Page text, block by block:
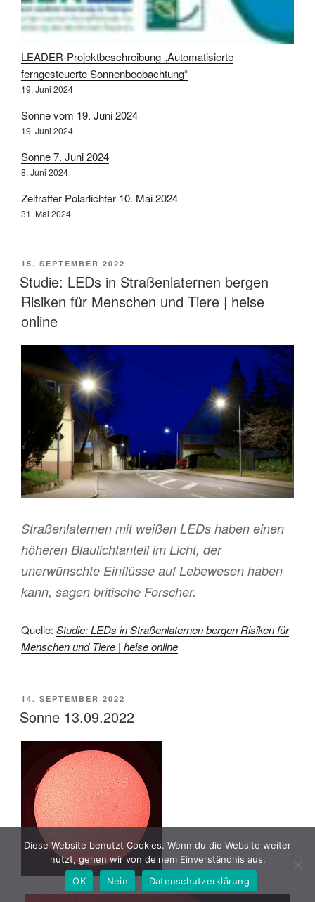
LEADER-Projektbeschreibung „Automatisierte
ferngesteuerte Sonnenbeobachtung“
19. Juni 2024
Sonne vom 19. Juni 2024
19. Juni 2024
Sonne 7. Juni 2024
8. Juni 2024
Zeitraffer Polarlichter 10. Mai 2024
31. Mai 2024
VERÖFFENTLICHT
AM
15. SEPTEMBER 2022
Studie: LEDs in Straßenlaternen bergen
Risiken für Menschen und Tiere | heise
online
Straßenlaternen mit weißen LEDs haben einen
höheren Blaulichtanteil im Licht, der
unerwünschte Einflüsse auf Lebewesen haben
kann, sagen britische Forscher.
Quelle: Studie: LEDs in Straßenlaternen bergen Risiken für
Menschen und Tiere | heise online
VERÖFFENTLICHT
AM
14. SEPTEMBER 2022
Sonne 13.09.2022
Diese Website benutzt Cookies. Wenn du die Website weiter
nutzt, gehen wir von deinem Einverständnis aus.
OK
Nein Datenschutzerklärung